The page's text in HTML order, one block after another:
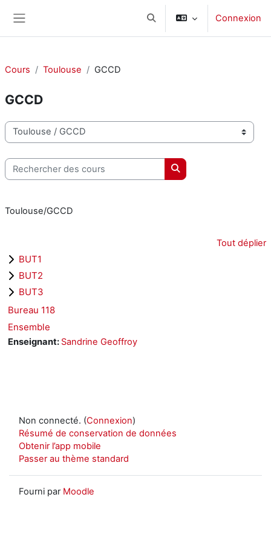
Activer/désactiver la saisie
Connexion
Cours Toulouse GCCD
GCCD
Catégories de cours
Rechercher des cours
Rechercher des cours
Toulouse/GCCD
Tout déplier
BUT1
BUT2
BUT3
Bureau 118
Ensemble
Enseignant: Sandrine Geoffroy
Non connecté. (Connexion)
Résumé de conservation de données
Obtenir l’app mobile
Passer au thème standard
Fourni par Moodle